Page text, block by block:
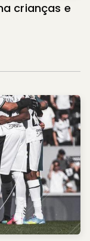
crianças e